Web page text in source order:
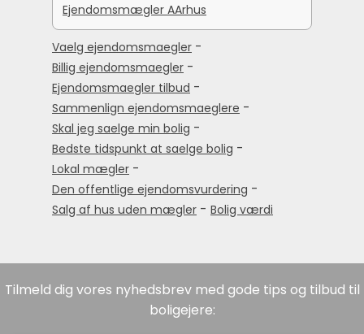
Ejendomsmægler AArhus
Vaelg ejendomsmaegler -
Billig ejendomsmaegler -
Ejendomsmaegler tilbud -
Sammenlign ejendomsmaeglere -
Skal jeg saelge min bolig -
Bedste tidspunkt at saelge bolig -
Lokal mægler -
Den offentlige ejendomsvurdering -
Salg af hus uden mægler - Bolig værdi
Tilmeld dig vores nyhedsbrev med gode tips og tilbud til
boligejere: